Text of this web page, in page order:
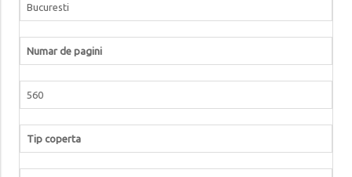
Bucuresti
Numar de pagini
560
Tip coperta